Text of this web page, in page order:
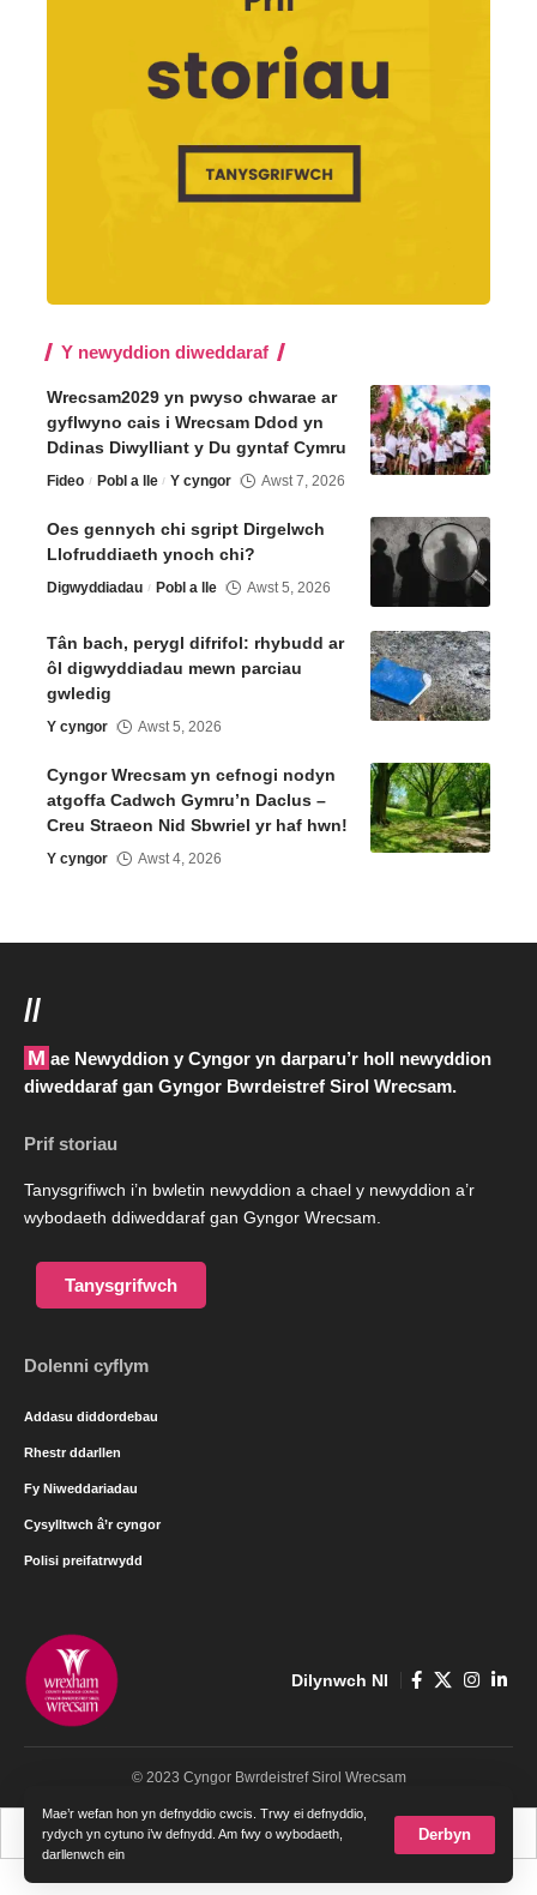
Mae’r wefan hon yn defnyddio cwcis. Trwy ei defnyddio,
rydych yn cytuno i’w defnydd. Am fwy o wybodaeth,
darllenwch ein
Derbyn
Y newyddion diweddaraf
Wrecsam2029 yn pwyso chwarae ar
gyflwyno cais i Wrecsam Ddod yn
Ddinas Diwylliant y Du gyntaf Cymru
Fideo Pobl a lle Y cyngor Awst 7, 2026
Oes gennych chi sgript Dirgelwch
Llofruddiaeth ynoch chi?
Digwyddiadau Pobl a lle Awst 5, 2026
Tân bach, perygl difrifol: rhybudd ar
ôl digwyddiadau mewn parciau
gwledig
Y cyngor Awst 5, 2026
Cyngor Wrecsam yn cefnogi nodyn
atgoffa Cadwch Gymru’n Daclus –
Creu Straeon Nid Sbwriel yr haf hwn!
Y cyngor Awst 4, 2026
//
Mae Newyddion y Cyngor yn darparu’r holl newyddion
diweddaraf gan Gyngor Bwrdeistref Sirol Wrecsam.
Prif storiau
Tanysgrifiwch i’n bwletin newyddion a chael y newyddion a’r
wybodaeth ddiweddaraf gan Gyngor Wrecsam.
Tanysgrifwch
Dolenni cyflym
Addasu diddordebau
Rhestr ddarllen
Fy Niweddariadau
Cysylltwch â’r cyngor
Polisi preifatrwydd
Dilynwch NI
© 2023 Cyngor Bwrdeistref Sirol Wrecsam
Cymraeg English